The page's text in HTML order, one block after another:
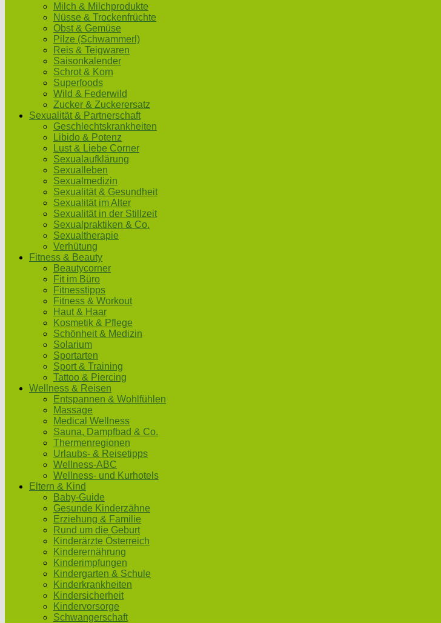
Milch & Milchprodukte
Nüsse & Trockenfrüchte
Obst & Gemüse
Pilze (Schwammerl)
Reis & Teigwaren
Saisonkalender
Schrot & Korn
Superfoods
Wild & Federwild
Zucker & Zuckerersatz
Sexualität & Partnerschaft
Geschlechtskrankheiten
Libido & Potenz
Lust & Liebe Corner
Sexualaufklärung
Sexualleben
Sexualmedizin
Sexualität & Gesundheit
Sexualität im Alter
Sexualität in der Stillzeit
Sexualpraktiken & Co.
Sexualtherapie
Verhütung
Fitness & Beauty
Beautycorner
Fit im Büro
Fitnesstipps
Fitness & Workout
Haut & Haar
Kosmetik & Pflege
Schönheit & Medizin
Solarium
Sportarten
Sport & Training
Tattoo & Piercing
Wellness & Reisen
Entspannen & Wohlfühlen
Massage
Medical Wellness
Sauna, Dampfbad & Co.
Thermenregionen
Urlaubs- & Reisetipps
Wellness-ABC
Wellness- und Kurhotels
Eltern & Kind
Baby-Guide
Gesunde Kinderzähne
Erziehung & Familie
Rund um die Geburt
Kinderärzte Österreich
Kinderernährung
Kinderimpfungen
Kindergarten & Schule
Kinderkrankheiten
Kindersicherheit
Kindervorsorge
Schwangerschaft